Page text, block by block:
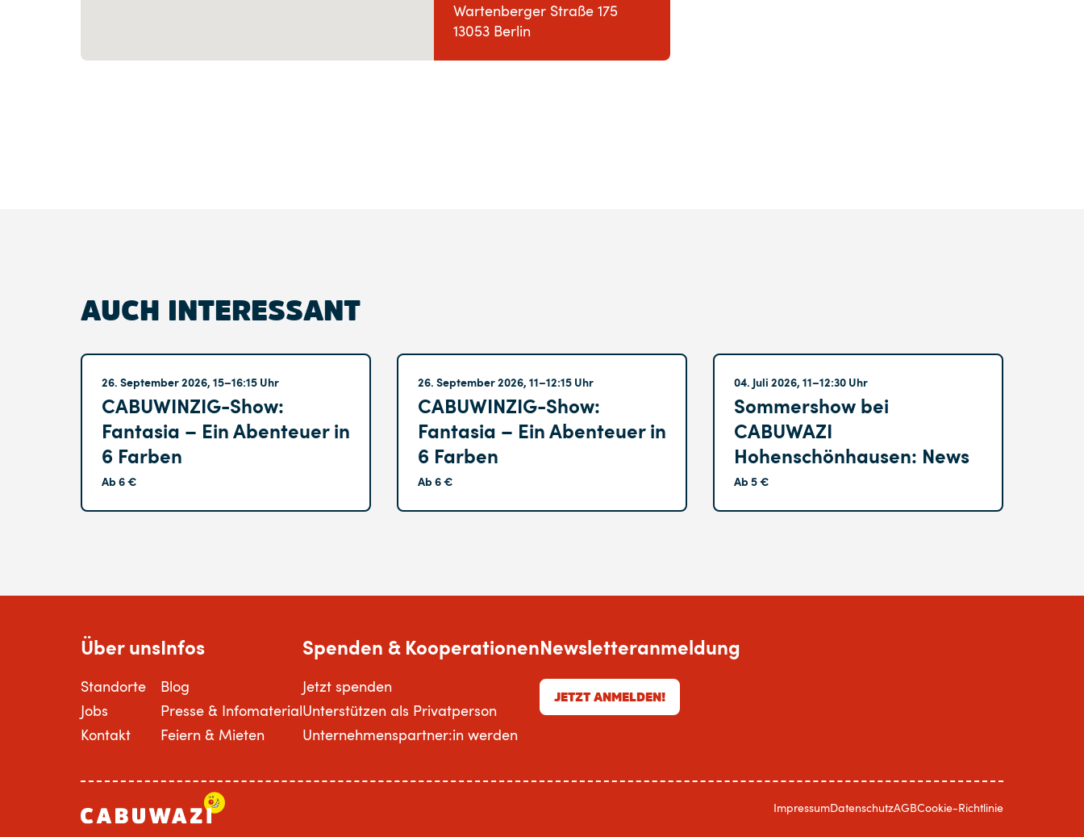
Wartenberger Straße 175
13053 Berlin
AUCH INTERESSANT
26. September 2026, 15–16:15 Uhr
CABUWINZIG-Show:
Fantasia – Ein Abenteuer in
6 Farben
Ab 6 €
26. September 2026, 11–12:15 Uhr
CABUWINZIG-Show:
Fantasia – Ein Abenteuer in
6 Farben
Ab 6 €
04. Juli 2026, 11–12:30 Uhr
Sommershow bei
CABUWAZI
Hohenschönhausen: News
Ab 5 €
Über uns
Standorte
Jobs
Kontakt
Infos
Blog
Presse & Infomaterial
Feiern & Mieten
Spenden & Kooperationen
Jetzt spenden
Unterstützen als Privatperson
Unternehmenspartner:in werden
Newsletteranmeldung
JETZT ANMELDEN!
ImpressumDatenschutzAGBCookie-Richtlinie